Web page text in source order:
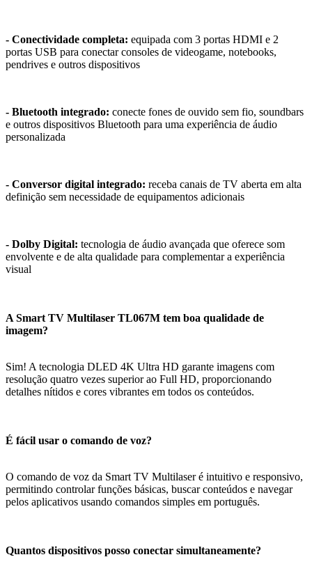
- Conectividade completa: equipada com 3 portas HDMI e 2
portas USB para conectar consoles de videogame, notebooks,
pendrives e outros dispositivos
- Bluetooth integrado: conecte fones de ouvido sem fio, soundbars
e outros dispositivos Bluetooth para uma experiência de áudio
personalizada
- Conversor digital integrado: receba canais de TV aberta em alta
definição sem necessidade de equipamentos adicionais
- Dolby Digital: tecnologia de áudio avançada que oferece som
envolvente e de alta qualidade para complementar a experiência
visual
A Smart TV Multilaser TL067M tem boa qualidade de
imagem?
Sim! A tecnologia DLED 4K Ultra HD garante imagens com
resolução quatro vezes superior ao Full HD, proporcionando
detalhes nítidos e cores vibrantes em todos os conteúdos.
É fácil usar o comando de voz?
O comando de voz da Smart TV Multilaser é intuitivo e responsivo,
permitindo controlar funções básicas, buscar conteúdos e navegar
pelos aplicativos usando comandos simples em português.
Quantos dispositivos posso conectar simultaneamente?